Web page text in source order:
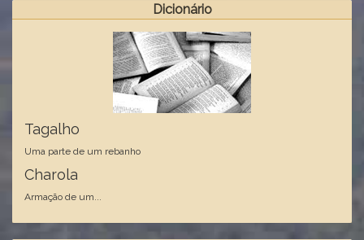
Dicionário
Tagalho
Uma parte de um rebanho
Charola
Armação de um...